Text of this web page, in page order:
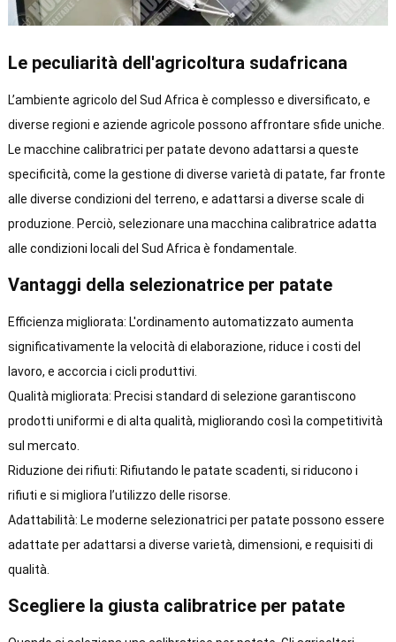
Le peculiarità dell'agricoltura sudafricana
L’ambiente agricolo del Sud Africa è complesso e diversificato, e
diverse regioni e aziende agricole possono affrontare sfide uniche.
Le macchine calibratrici per patate devono adattarsi a queste
specificità, come la gestione di diverse varietà di patate, far fronte
alle diverse condizioni del terreno, e adattarsi a diverse scale di
produzione. Perciò, selezionare una macchina calibratrice adatta
alle condizioni locali del Sud Africa è fondamentale.
Vantaggi della selezionatrice per patate
Efficienza migliorata: L'ordinamento automatizzato aumenta
significativamente la velocità di elaborazione, riduce i costi del
lavoro, e accorcia i cicli produttivi.
Qualità migliorata: Precisi standard di selezione garantiscono
prodotti uniformi e di alta qualità, migliorando così la competitività
sul mercato.
Riduzione dei rifiuti: Rifiutando le patate scadenti, si riducono i
rifiuti e si migliora l’utilizzo delle risorse.
Adattabilità: Le moderne selezionatrici per patate possono essere
adattate per adattarsi a diverse varietà, dimensioni, e requisiti di
qualità.
Scegliere la giusta calibratrice per patate